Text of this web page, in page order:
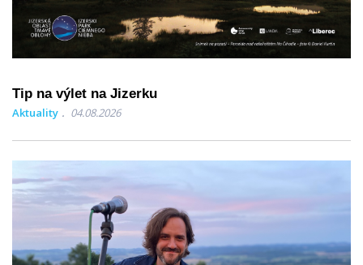
Tip na výlet na Jizerku
Aktuality 04.08.2026